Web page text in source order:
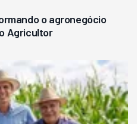
o agronegócio
Agricultor